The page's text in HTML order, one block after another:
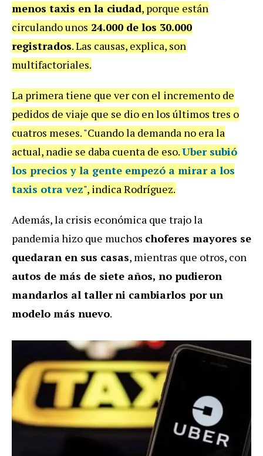
menos taxis en la ciudad, porque están
circulando unos 24.000 de los 30.000
registrados. Las causas, explica, son
multifactoriales.
La primera tiene que ver con el incremento de
pedidos de viaje que se dio en los últimos tres o
cuatros meses. "Cuando la demanda no era la
actual, nadie se daba cuenta de eso.Uber subió
los preciosy la gente empezó a mirar a los
taxis otra vez", indica Rodríguez.
Además, la crisis económica que trajo la
pandemia hizo que muchos choferes mayores se
quedaran en sus casas, mientras que otros, con
autos de más de siete años, no pudieron
mandarlos al tallerni cambiarlos por un
modelo más nuevo.